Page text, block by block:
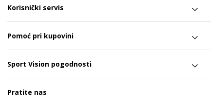
Korisnički servis
Pomoć pri kupovini
Sport Vision pogodnosti
Pratite nas